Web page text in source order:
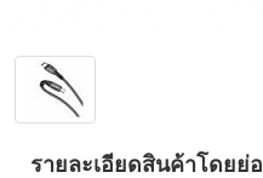
รายละเอียดสินค้าโดยย่อ